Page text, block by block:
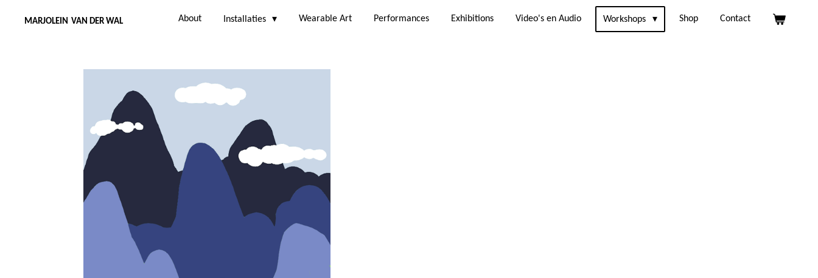
MARJOLEIN VAN DER WAL About Installaties Wearable Art Performances Exhibitions Video's en Audio Workshops Shop Contact